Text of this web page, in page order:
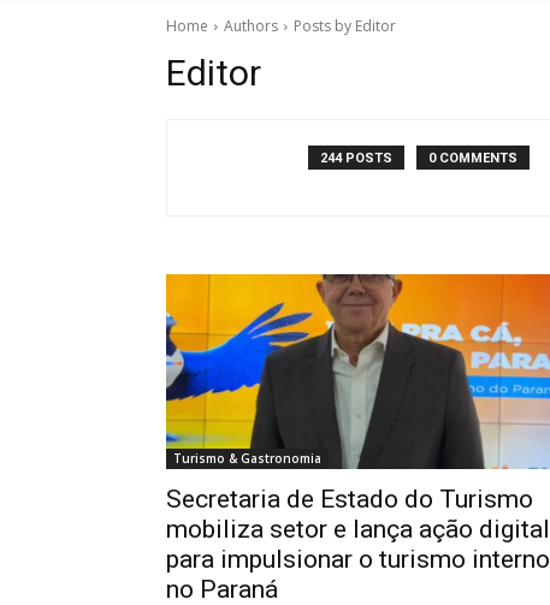
Home Authors Posts by Editor
Editor
244 POSTS 0 COMMENTS
Turismo & Gastronomia
Secretaria de Estado do Turismo
mobiliza setor e lança ação digital
para impulsionar o turismo interno
no Paraná